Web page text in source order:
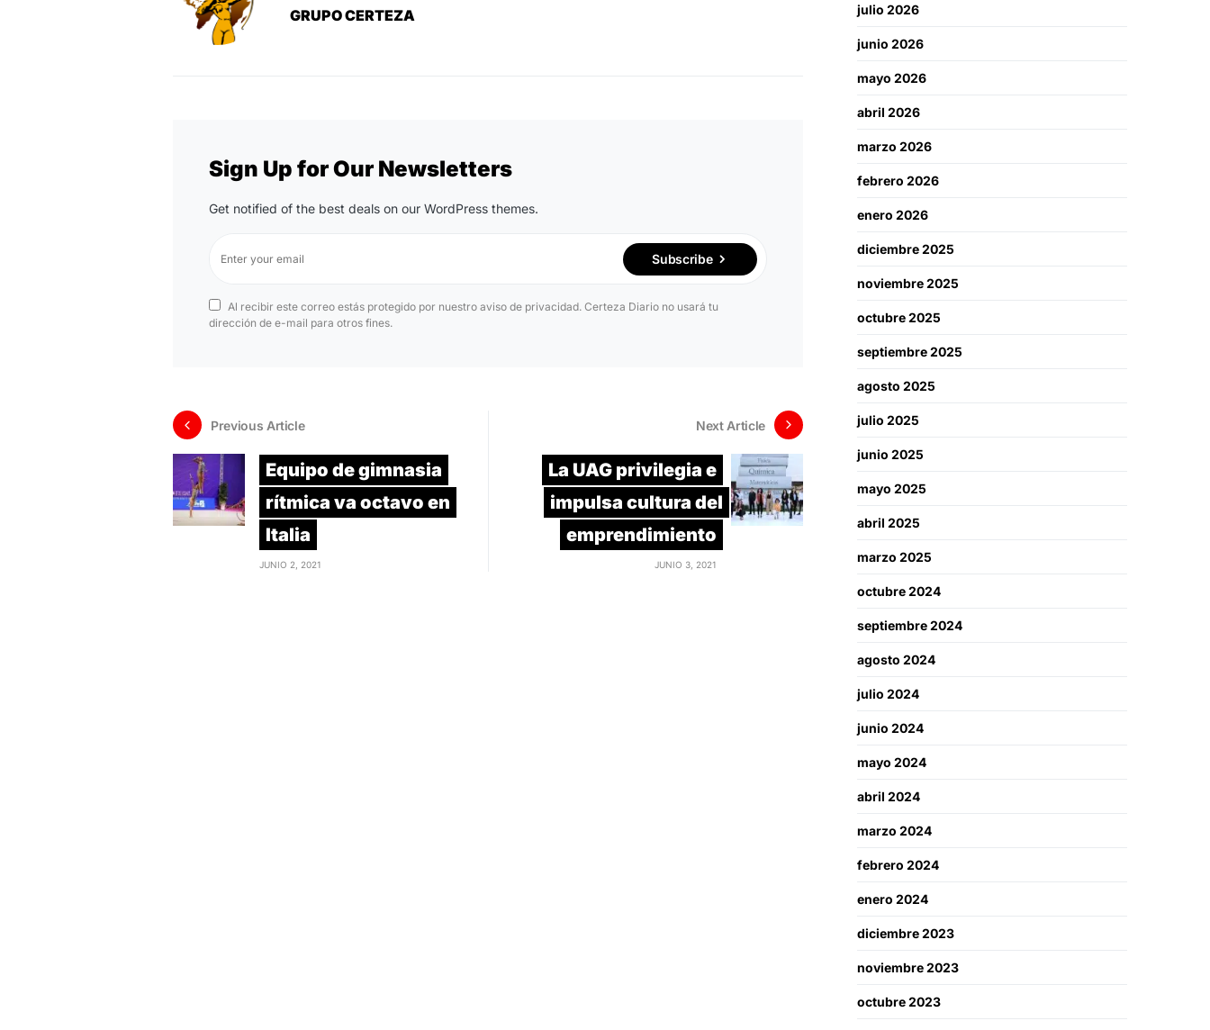
GRUPO CERTEZA
Sign Up for Our Newsletters
Get notified of the best deals on our WordPress themes.
Subscribe
Al recibir este correo estás protegido por nuestro aviso de privacidad. Certeza Diario no usará tu
dirección de e-mail para otros fines.
Previous Article
Equipo de gimnasia
rítmica va octavo en
Italia
JUNIO 2, 2021
Next Article
La UAG privilegia e
impulsa cultura del
emprendimiento
JUNIO 3, 2021
julio 2026
junio 2026
mayo 2026
abril 2026
marzo 2026
febrero 2026
enero 2026
diciembre 2025
noviembre 2025
octubre 2025
septiembre 2025
agosto 2025
julio 2025
junio 2025
mayo 2025
abril 2025
marzo 2025
octubre 2024
septiembre 2024
agosto 2024
julio 2024
junio 2024
mayo 2024
abril 2024
marzo 2024
febrero 2024
enero 2024
diciembre 2023
noviembre 2023
octubre 2023